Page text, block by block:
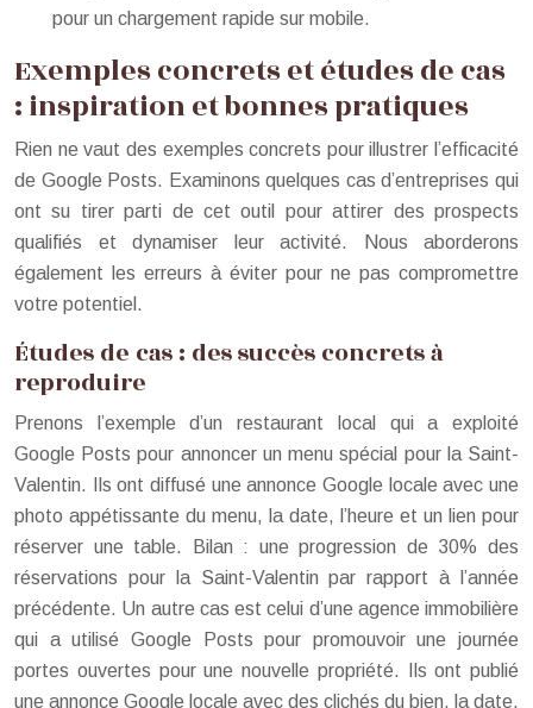
pour un chargement rapide sur mobile.
Exemples concrets et études de cas
: inspiration et bonnes pratiques
Rien ne vaut des exemples concrets pour illustrer l’efficacité
de Google Posts. Examinons quelques cas d’entreprises qui
ont su tirer parti de cet outil pour attirer des prospects
qualifiés et dynamiser leur activité. Nous aborderons
également les erreurs à éviter pour ne pas compromettre
votre potentiel.
Études de cas : des succès concrets à
reproduire
Prenons l’exemple d’un restaurant local qui a exploité
Google Posts pour annoncer un menu spécial pour la Saint-
Valentin. Ils ont diffusé une annonce Google locale avec une
photo appétissante du menu, la date, l’heure et un lien pour
réserver une table. Bilan : une progression de 30% des
réservations pour la Saint-Valentin par rapport à l’année
précédente. Un autre cas est celui d’une agence immobilière
qui a utilisé Google Posts pour promouvoir une journée
portes ouvertes pour une nouvelle propriété. Ils ont publié
une annonce Google locale avec des clichés du bien, la date,